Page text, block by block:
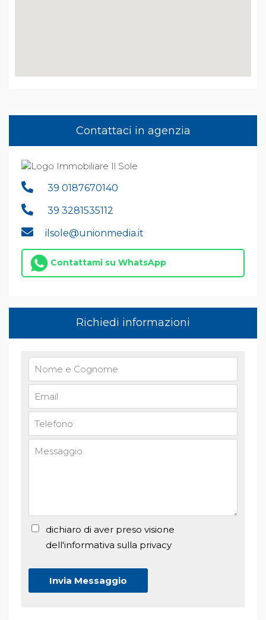
Contattaci in agenzia
39 0187670140
39 3281535112
ilsole@unionmedia.it
Contattami su WhatsApp
Richiedi informazioni
dichiaro di aver preso visione
dell'informativa sulla privacy